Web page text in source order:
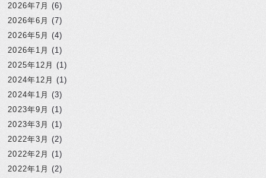
2026年7月 (6)
2026年6月 (7)
2026年5月 (4)
2026年1月 (1)
2025年12月 (1)
2024年12月 (1)
2024年1月 (3)
2023年9月 (1)
2023年3月 (1)
2022年3月 (2)
2022年2月 (1)
2022年1月 (2)